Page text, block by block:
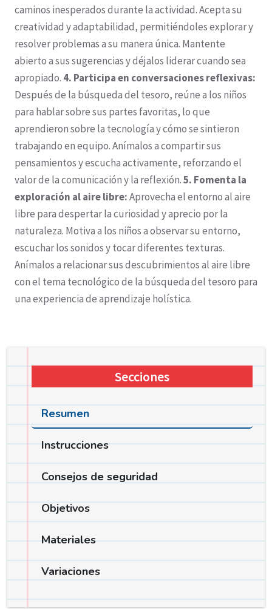
caminos inesperados durante la actividad. Acepta su
creatividad y adaptabilidad, permitiéndoles explorar y
resolver problemas a su manera única. Mantente
abierto a sus sugerencias y déjalos liderar cuando sea
apropiado. 4. Participa en conversaciones reflexivas:
Después de la búsqueda del tesoro, reúne a los niños
para hablar sobre sus partes favoritas, lo que
aprendieron sobre la tecnología y cómo se sintieron
trabajando en equipo. Anímalos a compartir sus
pensamientos y escucha activamente, reforzando el
valor de la comunicación y la reflexión.5. Fomenta la
exploración al aire libre:Aprovecha el entorno al aire
libre para despertar la curiosidad y aprecio por la
naturaleza. Motiva a los niños a observar su entorno,
escuchar los sonidos y tocar diferentes texturas.
Anímalos a relacionar sus descubrimientos al aire libre
con el tema tecnológico de la búsqueda del tesoro para
una experiencia de aprendizaje holística.
Secciones
Resumen
Instrucciones
Consejos de seguridad
Objetivos
Materiales
Variaciones